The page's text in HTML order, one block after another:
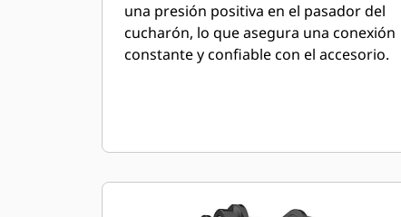
una presión positiva en el pasador del
cucharón, lo que asegura una conexión
constante y confiable con el accesorio.